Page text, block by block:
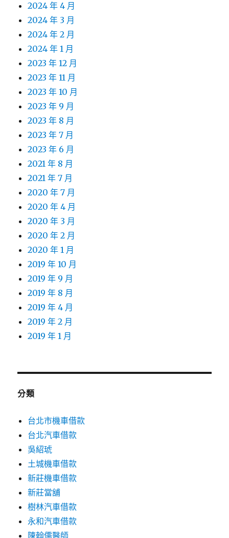
2024 年 4 月
2024 年 3 月
2024 年 2 月
2024 年 1 月
2023 年 12 月
2023 年 11 月
2023 年 10 月
2023 年 9 月
2023 年 8 月
2023 年 7 月
2023 年 6 月
2021 年 8 月
2021 年 7 月
2020 年 7 月
2020 年 4 月
2020 年 3 月
2020 年 2 月
2020 年 1 月
2019 年 10 月
2019 年 9 月
2019 年 8 月
2019 年 4 月
2019 年 2 月
2019 年 1 月
分類
台北市機車借款
台北汽車借款
吳紹琥
土城機車借款
新莊機車借款
新莊當舖
樹林汽車借款
永和汽車借款
陳翰儒醫師